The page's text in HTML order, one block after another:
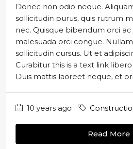
Donec non odio neque.
sollicitudin purus, quis rutrum
nec. Quisque bibendum orci ac
malesuada orci congue.
sollicitudin cursus. Ut et
Curabitur this is a text link
Duis mattis laoreet neque, et
10 years ago
Read More